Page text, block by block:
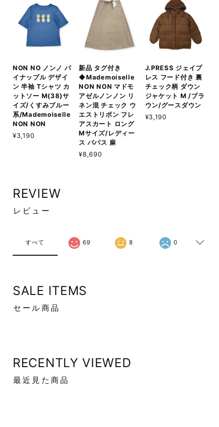
NON NO ノンノ パ
イナップル デザイ
ン 半袖 Tシャツ カ
ットソー M(38)サ
イズ/くすみブルー
系/Mademoiselle
NON NON
¥3,190
新品 タグ付き
◆Mademoiselle
NON NON マドモ
アゼルノンノン リ
ネン混 チェック ウ
エストリボン フレ
アスカート ロング
Mサイズ/レディー
ス パパス 麻
¥8,690
J.PRESS ジェイプ
レス フード付き 裏
チェック柄 ダウン
ジャケット M /ブラ
ウン/グースダウン
¥3,190
REVIEW
レビュー
すべて 69 8 0
SALE ITEMS
セール商品
RECENTLY VIEWED
最近見た商品